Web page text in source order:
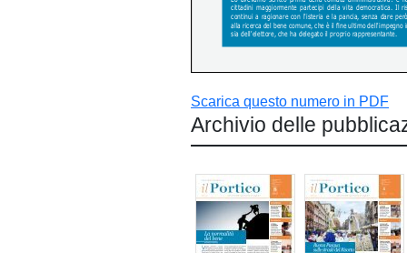
Scarica questo numero in PDF
Archivio delle